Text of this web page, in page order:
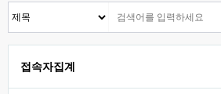
접속자집계